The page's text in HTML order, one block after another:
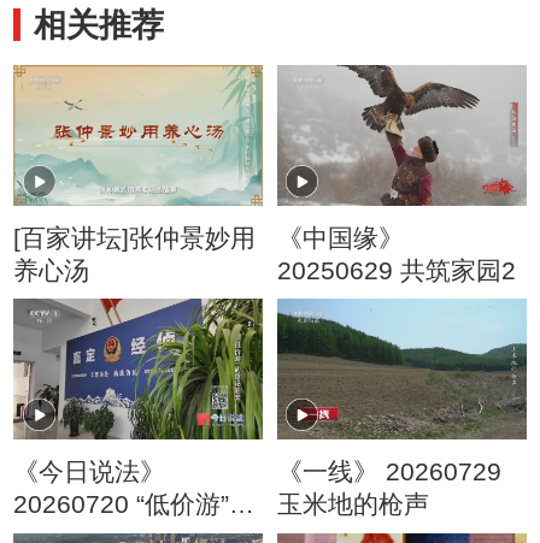
相关推荐
[百家讲坛]张仲景妙用
养心汤
《中国缘》
20250629 共筑家园2
《今日说法》
20260720 “低价游”的
隐秘圈套
《一线》 20260729
玉米地的枪声